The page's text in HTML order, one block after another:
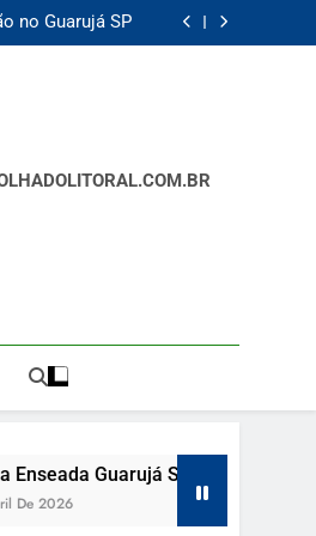
e reforça
neste sábado
para artistas de
SP recebe circuito de surf